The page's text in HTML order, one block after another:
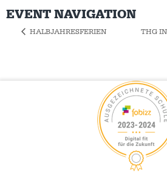
EVENT NAVIGATION
HALBJAHRESFERIEN THG